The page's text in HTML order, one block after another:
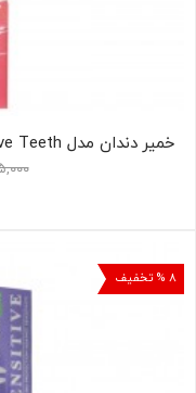
خمیر دندان مدل Sensitive Teeth پاستا دل کاپیتانو۷۵ میلی لیتر
۸ % تخفیف